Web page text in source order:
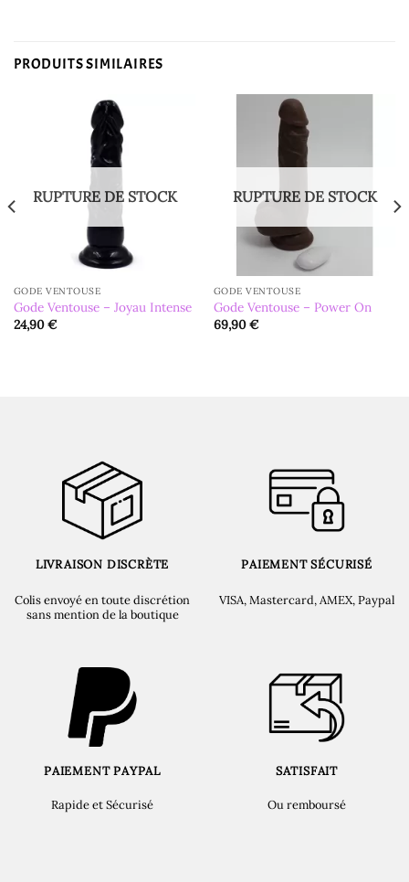
PRODUITS SIMILAIRES
RUPTURE DE STOCK
GODE VENTOUSE
Gode Ventouse – Joyau Intense
24,90€
RUPTURE DE STOCK
GODE VENTOUSE
Gode Ventouse – Power On
69,90€
LIVRAISON DISCRÈTE
Colis envoyé en toute discrétion
sans mention de la boutique
PAIEMENT SÉCURISÉ
VISA, Mastercard, AMEX, Paypal
PAIEMENT PAYPAL
Rapide et Sécurisé
SATISFAIT
Ou remboursé